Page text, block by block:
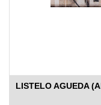
LISTELO AGUEDA